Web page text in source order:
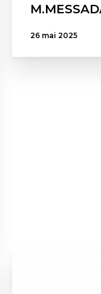
26 mai 2025